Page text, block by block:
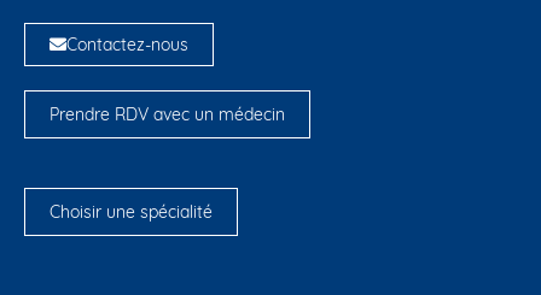
Contactez-nous
Prendre RDV avec un médecin
Choisir une spécialité